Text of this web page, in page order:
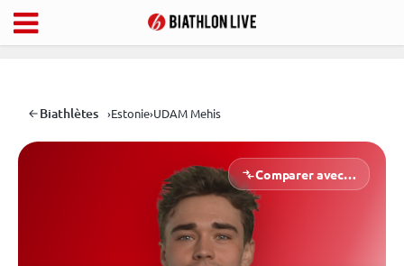
Biathlètes ›Estonie›UDAM Mehis
Comparer avec…